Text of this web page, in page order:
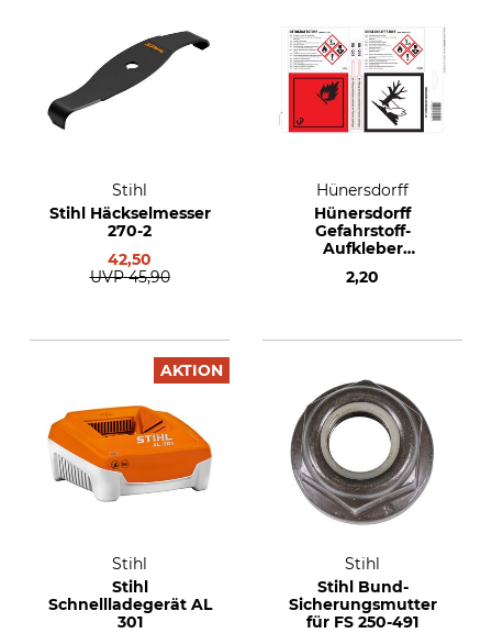
Stihl
Stihl Häckselmesser
270-2
42,50
UVP 45,90
Hünersdorff
Hünersdorff
Gefahrstoff-
Aufkleber
Dieselkraftstoff
2,20
AKTION
Stihl
Stihl
Schnellladegerät AL
301
Stihl
Stihl Bund-
Sicherungsmutter
für FS 250-491